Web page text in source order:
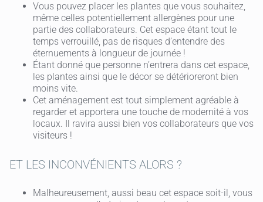
Vous pouvez placer les plantes que vous souhaitez,
même celles potentiellement allergènes pour une
partie des collaborateurs. Cet espace étant tout le
temps verrouillé, pas de risques d’entendre des
éternuements à longueur de journée !
Étant donné que personne n’entrera dans cet espace,
les plantes ainsi que le décor se détérioreront bien
moins vite.
Cet aménagement est tout simplement agréable à
regarder et apportera une touche de modernité à vos
locaux. Il ravira aussi bien vos collaborateurs que vos
visiteurs !
ET LES INCONVÉNIENTS ALORS ?
Malheureusement, aussi beau cet espace soit-il, vous